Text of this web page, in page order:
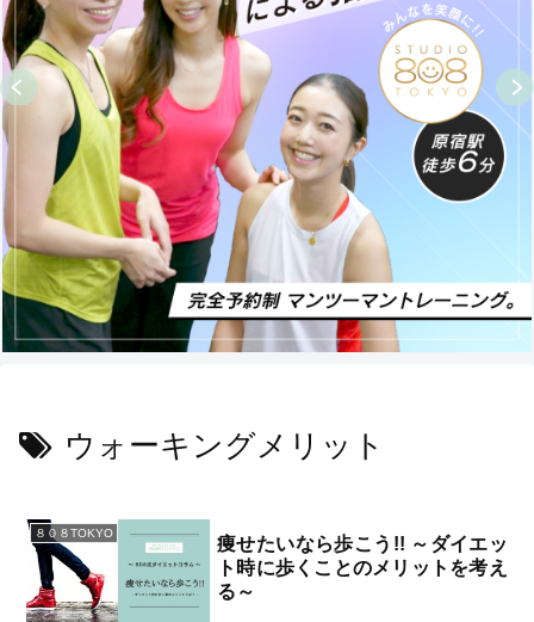
ウォーキングメリット
８０８TOKYO
痩せたいなら歩こう!! ～ダイエッ
ト時に歩くことのメリットを考え
る～